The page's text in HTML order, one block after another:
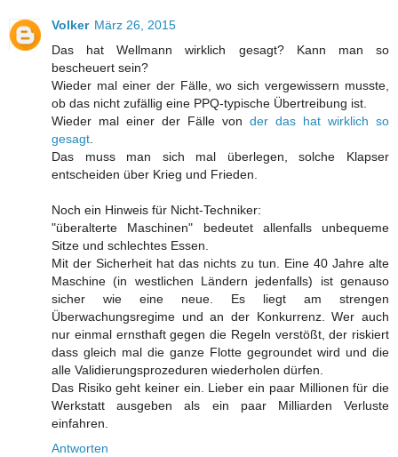
Volker März 26, 2015
Das hat Wellmann wirklich gesagt? Kann man so
bescheuert sein?
Wieder mal einer der Fälle, wo sich vergewissern musste,
ob das nicht zufällig eine PPQ-typische Übertreibung ist.
Wieder mal einer der Fälle von der das hat wirklich so
gesagt
Das muss man sich mal überlegen, solche Klapser
entscheiden über Krieg und Frieden.
Noch ein Hinweis für Nicht-Techniker:
"überalterte Maschinen" bedeutet allenfalls unbequeme
Sitze und schlechtes Essen.
Mit der Sicherheit hat das nichts zu tun. Eine 40 Jahre alte
Maschine (in westlichen Ländern jedenfalls) ist genauso
sicher wie eine neue. Es liegt am strengen
Überwachungsregime und an der Konkurrenz. Wer auch
nur einmal ernsthaft gegen die Regeln verstößt, der riskiert
dass gleich mal die ganze Flotte gegroundet wird und die
alle Validierungsprozeduren wiederholen dürfen.
Das Risiko geht keiner ein. Lieber ein paar Millionen für die
Werkstatt ausgeben als ein paar Milliarden Verluste
einfahren.
Antworten